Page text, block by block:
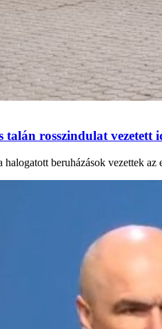
talán rosszindulat vezetett
beruházások vezettek